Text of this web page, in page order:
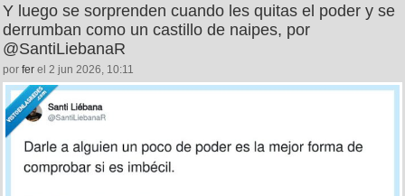
Y luego se sorprenden cuando les quitas el poder y se
derrumban como un castillo de naipes, por
@SantiLiebanaR
por fer el 2 jun 2026, 10:11